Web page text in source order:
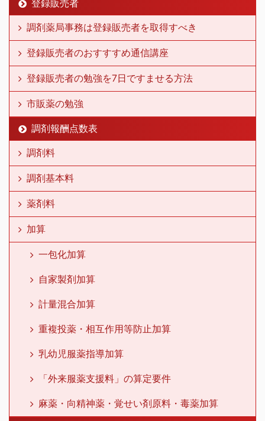
登録販売者
調剤薬局事務は登録販売者を取得すべき
登録販売者のおすすすめ通信講座
登録販売者の勉強を7日ですませる方法
市販薬の勉強
調剤報酬点数表
調剤料
調剤基本料
薬剤料
加算
一包化加算
自家製剤加算
計量混合加算
重複投薬・相互作用等防止加算
乳幼児服薬指導加算
「外来服薬支援料」の算定要件
麻薬・向精神薬・覚せい剤原料・毒薬加算